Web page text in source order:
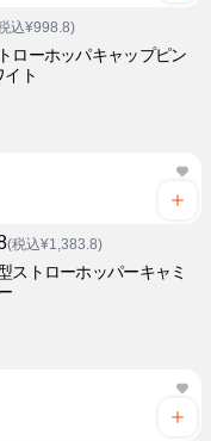
込¥998.8)
ローホッパキャップピン
イト
(税込¥1,383.8)
ストローホッパーキャミ